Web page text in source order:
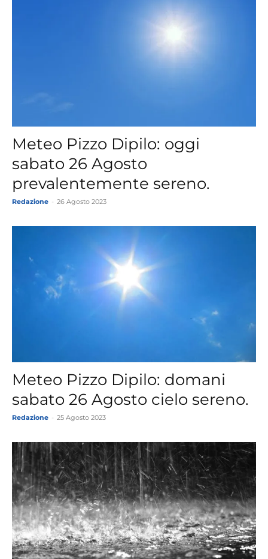
Meteo Pizzo Dipilo: oggi
sabato 26 Agosto
prevalentemente sereno.
Redazione 26 Agosto 2023
Meteo Pizzo Dipilo: domani
sabato 26 Agosto cielo sereno.
Redazione 25 Agosto 2023